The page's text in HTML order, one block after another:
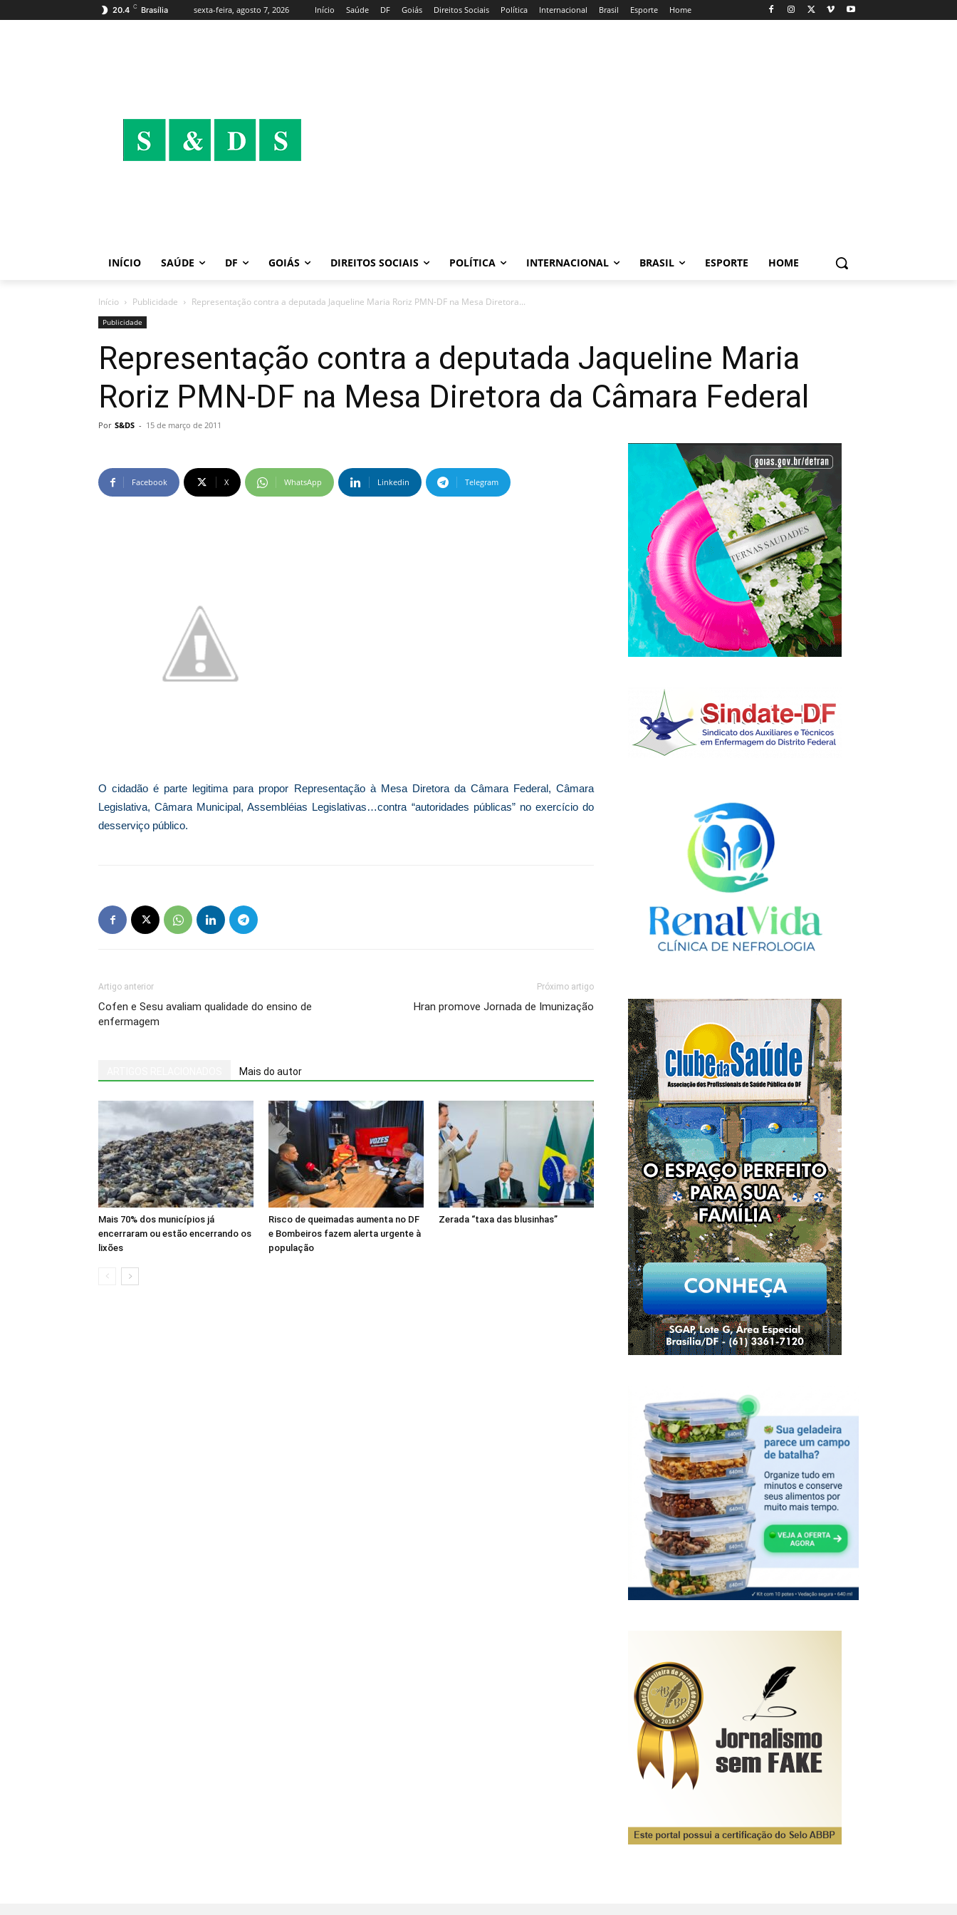
20.4 C Brasília sexta-feira, agosto 7, 2026 Início Saúde DF Goiás Direitos Sociais Política Internacional Brasil Esporte Home
INÍCIO SAÚDE DF GOIÁS DIREITOS SOCIAIS POLÍTICA INTERNACIONAL BRASIL ESPORTE HOME
Início Publicidade Representa​ção contra a deputada Jaqueline Maria Roriz PMN-DF na Mesa Diretora...
Publicidade
Representa​ção contra a deputada Jaqueline Maria
Roriz PMN-DF na Mesa Diretora da Câmara Federal
Por S&DS - 15 de março de 2011
Facebook X WhatsApp Linkedin Telegram
O cidadão é parte legitima para propor Representação à Mesa Diretora da Câmara Federal, Câmara
Legislativa, Câmara Municipal, Assembléias Legislativas…contra “autoridades públicas” no exercício do
desserviço público.
Artigo anterior
Cofen e Sesu avaliam qualidade do ensino de
enfermagem
Próximo artigo
Hran promove Jornada de Imunização
Mais do autor
Mais 70% dos municípios já
encerraram ou estão encerrando os
lixões
Risco de queimadas aumenta no DF
e Bombeiros fazem alerta urgente à
população
Zerada “taxa das blusinhas”